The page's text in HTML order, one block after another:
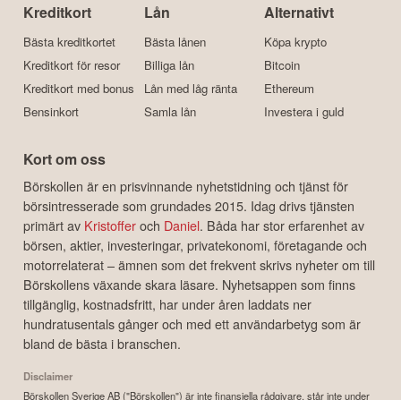
Kreditkort
Bästa kreditkortet
Kreditkort för resor
Kreditkort med bonus
Bensinkort
Lån
Bästa lånen
Billiga lån
Lån med låg ränta
Samla lån
Alternativt
Köpa krypto
Bitcoin
Ethereum
Investera i guld
Kort om oss
Börskollen är en prisvinnande nyhetstidning och tjänst för
börsintresserade som grundades 2015. Idag drivs tjänsten
primärt av Kristofferoch Daniel. Båda har stor erfarenhet av
börsen, aktier, investeringar, privatekonomi, företagande och
motorrelaterat – ämnen som det frekvent skrivs nyheter om till
Börskollens växande skara läsare. Nyhetsappen som finns
tillgänglig, kostnadsfritt, har under åren laddats ner
hundratusentals gånger och med ett användarbetyg som är
bland de bästa i branschen.
Disclaimer
Börskollen Sverige AB ("Börskollen") är inte finansiella rådgivare, står inte under